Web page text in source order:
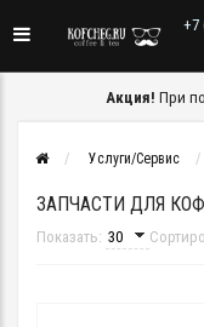
+7
Акция! При
Услуги/Сервис
ЗАПЧАСТИ ДЛЯ
Показать: